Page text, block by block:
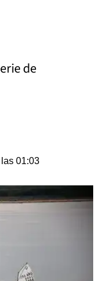
de
01:03